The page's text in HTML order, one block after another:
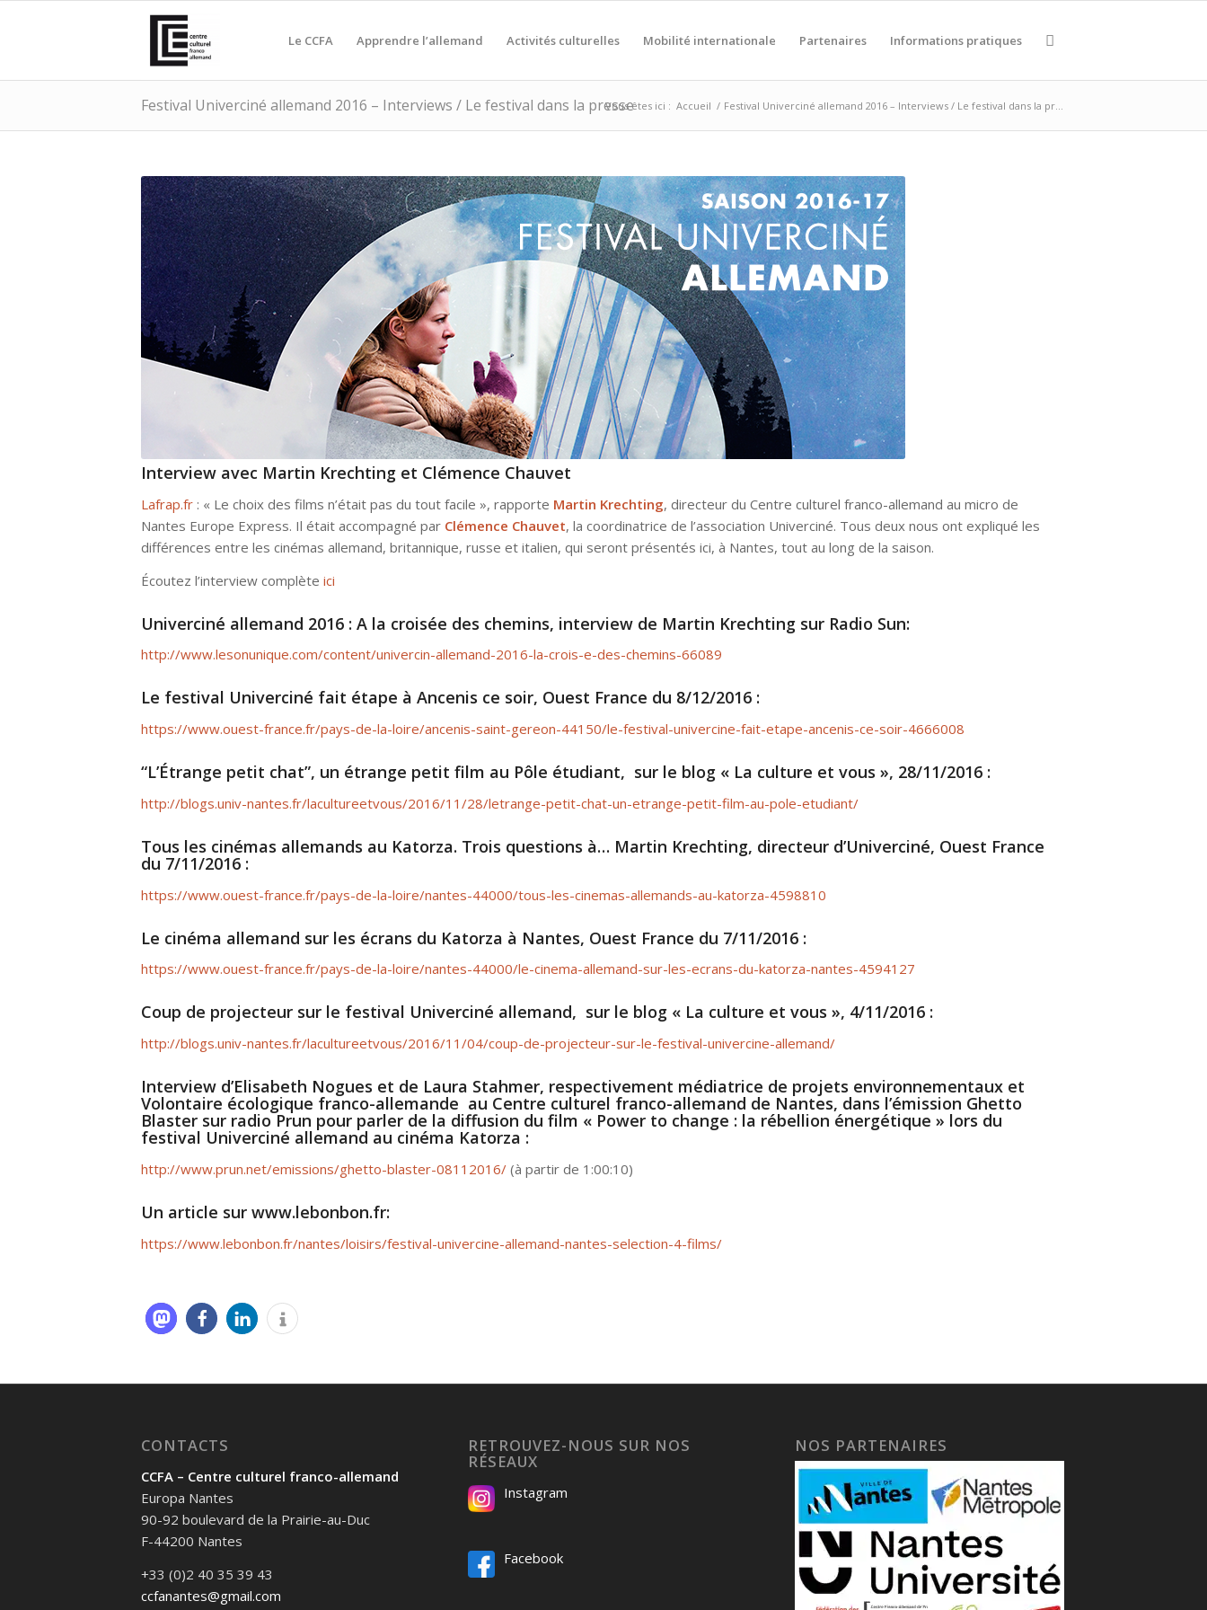
Le CCFA Apprendre l’allemand Activités culturelles Mobilité internationale Partenaires Informations pratiques
Festival Univerciné allemand 2016 – Interviews / Le festival dans la presseVous êtes ici : Accueil / Festival Univerciné allemand 2016 – Interviews / Le festival dans la pr...
Interview avec Martin Krechting et Clémence Chauvet
Lafrap.fr : « Le choix des films n’était pas du tout facile », rapporte Martin Krechting, directeur du Centre culturel franco-allemand au micro de
Nantes Europe Express. Il était accompagné par Clémence Chauvet, la coordinatrice de l’association Univerciné. Tous deux nous ont expliqué les
différences entre les cinémas allemand, britannique, russe et italien, qui seront présentés ici, à Nantes, tout au long de la saison.
Écoutez l’interview complète ici
Univerciné allemand 2016 : A la croisée des chemins, interview de Martin Krechting sur Radio Sun:
http://www.lesonunique.com/content/univercin-allemand-2016-la-crois-e-des-chemins-66089
Le festival Univerciné fait étape à Ancenis ce soir, Ouest France du 8/12/2016 :
https://www.ouest-france.fr/pays-de-la-loire/ancenis-saint-gereon-44150/le-festival-univercine-fait-etape-ancenis-ce-soir-4666008
“L’Étrange petit chat”, un étrange petit film au Pôle étudiant, sur le blog « La culture et vous », 28/11/2016 :
http://blogs.univ-nantes.fr/lacultureetvous/2016/11/28/letrange-petit-chat-un-etrange-petit-film-au-pole-etudiant/
Tous les cinémas allemands au Katorza. Trois questions à… Martin Krechting, directeur d’Univerciné, Ouest France
du 7/11/2016 :
https://www.ouest-france.fr/pays-de-la-loire/nantes-44000/tous-les-cinemas-allemands-au-katorza-4598810
Le cinéma allemand sur les écrans du Katorza à Nantes, Ouest France du 7/11/2016 :
https://www.ouest-france.fr/pays-de-la-loire/nantes-44000/le-cinema-allemand-sur-les-ecrans-du-katorza-nantes-4594127
Coup de projecteur sur le festival Univerciné allemand, sur le blog « La culture et vous », 4/11/2016 :
http://blogs.univ-nantes.fr/lacultureetvous/2016/11/04/coup-de-projecteur-sur-le-festival-univercine-allemand/
Interview d’Elisabeth Nogues et de Laura Stahmer, respectivement médiatrice de projets environnementaux et
Volontaire écologique franco-allemande au Centre culturel franco-allemand de Nantes, dans l’émission Ghetto
Blaster sur radio Prun pour parler de la diffusion du film « Power to change : la rébellion énergétique » lors du
festival Univerciné allemand au cinéma Katorza :
http://www.prun.net/emissions/ghetto-blaster-08112016/ (à partir de 1:00:10)
Un article sur www.lebonbon.fr:
https://www.lebonbon.fr/nantes/loisirs/festival-univercine-allemand-nantes-selection-4-films/
CONTACTS
CCFA – Centre culturel franco-allemand
Europa Nantes
90-92 boulevard de la Prairie-au-Duc
F-44200 Nantes
+33 (0)2 40 35 39 43
ccfanantes@gmail.com
RETROUVEZ-NOUS SUR NOS
RÉSEAUX
Instagram
Facebook
NOS PARTENAIRES